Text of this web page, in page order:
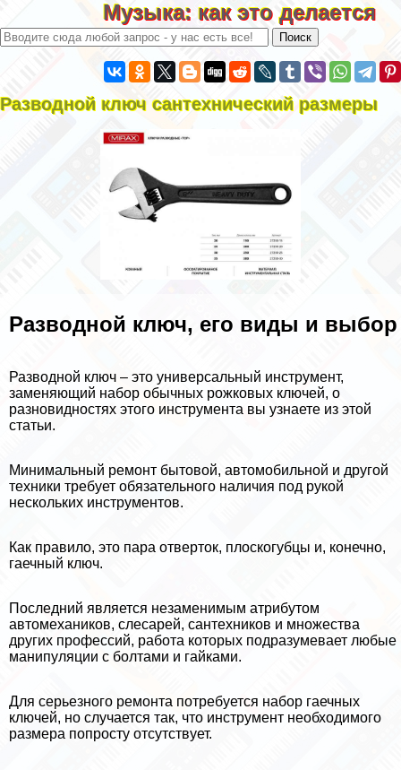
Музыка: как это делается
Разводной ключ сантехнический размеры
Разводной ключ, его виды и выбор
Разводной ключ – это универсальный инструмент,
заменяющий набор обычных рожковых ключей, о
разновидностях этого инструмента вы узнаете из этой
статьи.
Минимальный ремонт бытовой, автомобильной и другой
техники требует обязательного наличия под рукой
нескольких инструментов.
Как правило, это пара отверток, плоскогубцы и, конечно,
гаечный ключ.
Последний является незаменимым атрибутом
автомехаников, слесарей, сантехников и множества
других профессий, работа которых подразумевает любые
манипуляции с болтами и гайками.
Для серьезного ремонта потребуется набор гаечных
ключей, но случается так, что инструмент необходимого
размера попросту отсутствует.